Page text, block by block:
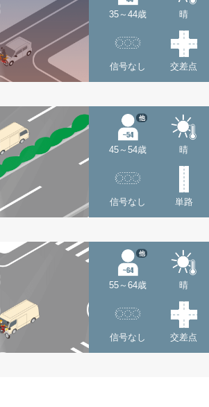
35～44歳 晴
信号なし 交差点
45～54歳
他
晴
信号なし 単路
55～64歳
他
晴
信号なし 交差点